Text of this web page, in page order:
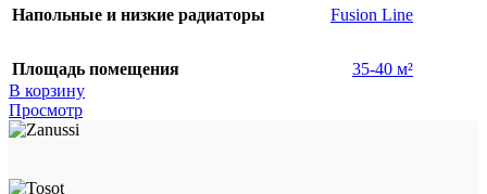
Напольные и низкие радиаторы Fusion Line
Площадь помещения
35-40 м²
В корзину
Просмотр